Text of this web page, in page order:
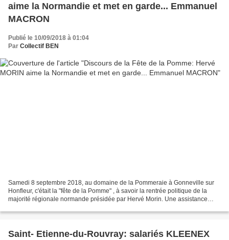
aime la Normandie et met en garde... Emmanuel
MACRON
Publié le 10/09/2018 à 01:04
Par Collectif BEN
Samedi 8 septembre 2018, au domaine de la Pommeraie à Gonneville sur
Honfleur, c'était la "fête de la Pomme" , à savoir la rentrée politique de la
majorité régionale normande présidée par Hervé Morin. Une assistance
Saint- Etienne-du-Rouvray: salariés KLEENEX